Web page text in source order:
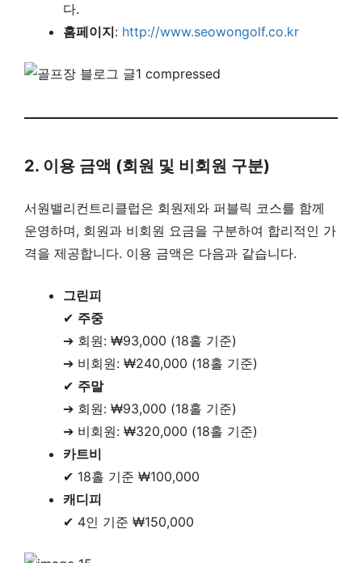
다.
홈페이지: http://www.seowongolf.co.kr
2. 이용 금액 (회원 및 비회원 구분)
서원밸리컨트리클럽은 회원제와 퍼블릭 코스를 함께
운영하며, 회원과 비회원 요금을 구분하여 합리적인 가
격을 제공합니다. 이용 금액은 다음과 같습니다.
그린피
✔ 주중
➔ 회원: ₩93,000 (18홀 기준)
➔ 비회원: ₩240,000 (18홀 기준)
✔ 주말
➔ 회원: ₩93,000 (18홀 기준)
➔ 비회원: ₩320,000 (18홀 기준)
카트비
✔ 18홀 기준 ₩100,000
캐디피
✔ 4인 기준 ₩150,000